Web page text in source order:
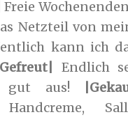
Freie
Netzteil von
kann ich
|Gefreut|
Endlich
gut aus!